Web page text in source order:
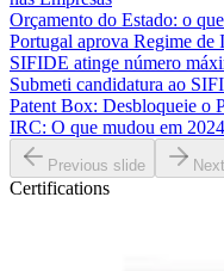
Orçamento do Estado: o
Portugal aprova Regime
SIFIDE atinge número
Submeti candidatura ao
Patent Box: Desbloqueie o
IRC: O que mudou em
Previous slide
Certifications